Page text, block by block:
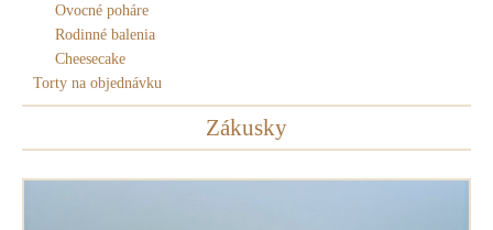
Ovocné poháre
Rodinné balenia
Cheesecake
Torty na objednávku
Zákusky